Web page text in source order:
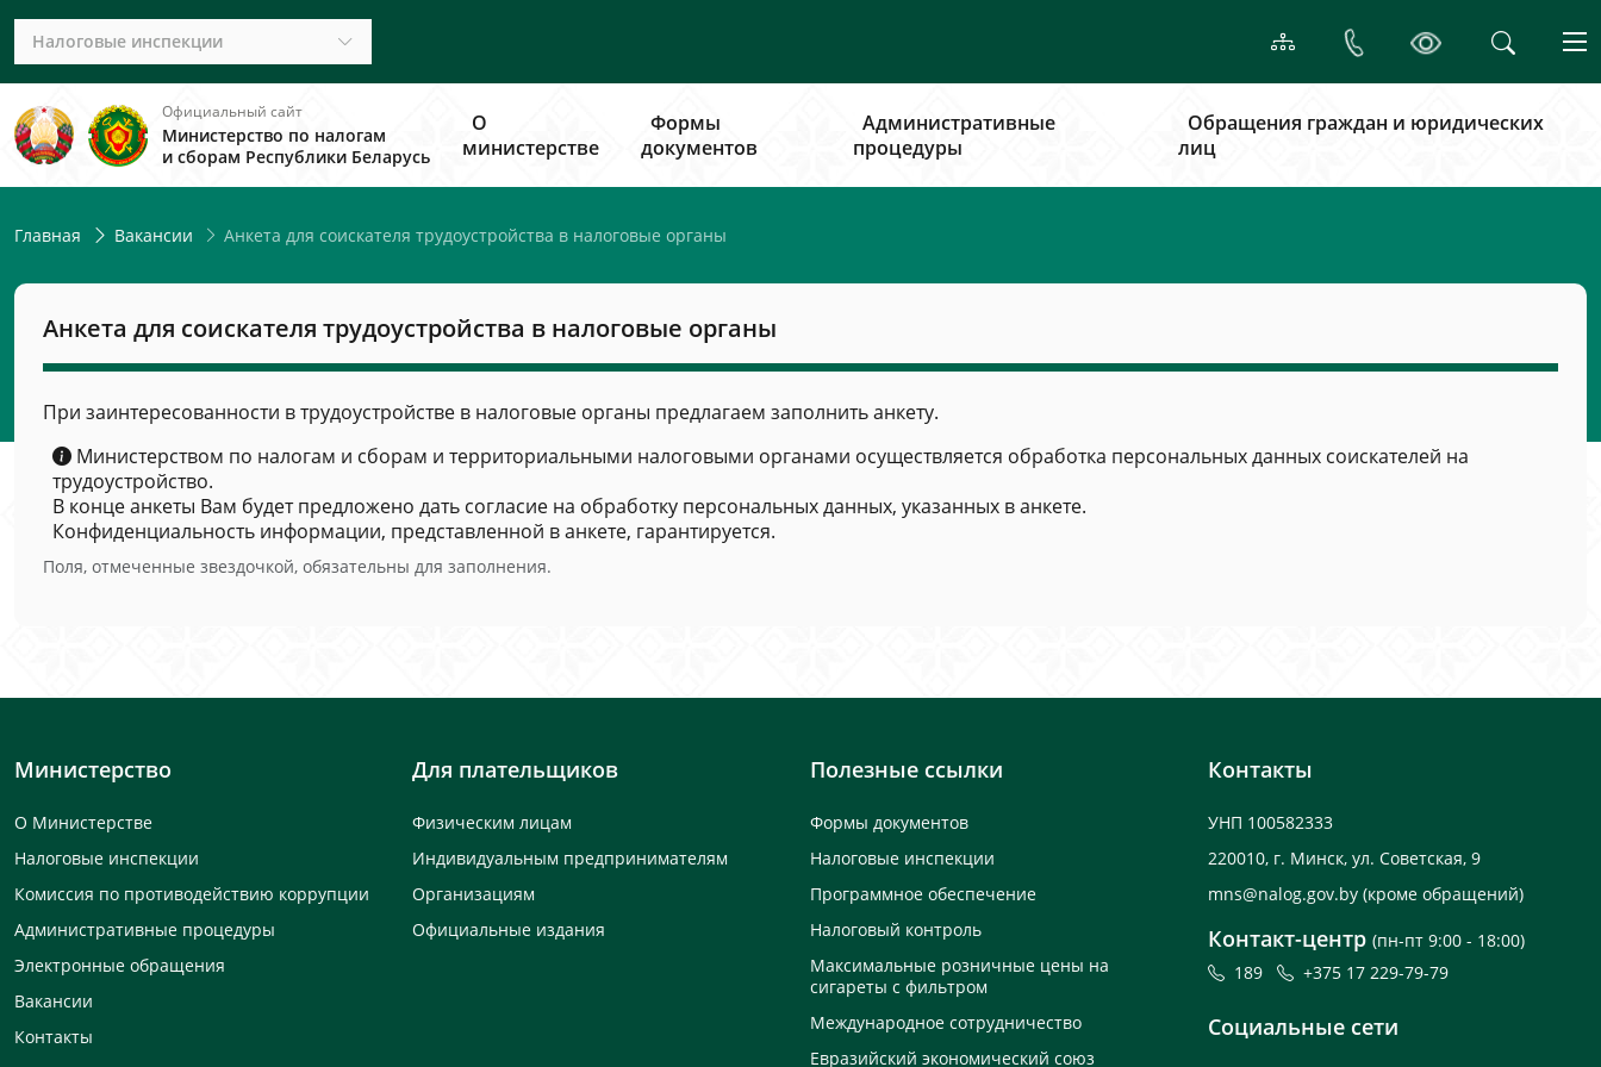
Налоговые инспекции
Официальный сайт
Министерство по налогам
и сборам Республики Беларусь
О
министерстве
Формы
документов
Административные
процедуры
Обращения граждан и юридических
лиц
Главная Вакансии Анкета для соискателя трудоустройства в налоговые органы
Анкета для соискателя трудоустройства в налоговые органы
При заинтересованности в трудоустройстве в налоговые органы предлагаем заполнить анкету.
Министерством по налогам и сборам и территориальными налоговыми органами осуществляется обработка персональных данных соискателей на
трудоустройство.
В конце анкеты Вам будет предложено дать согласие на обработку персональных данных, указанных в анкете.
Конфиденциальность информации, представленной в анкете, гарантируется.
Поля, отмеченные звездочкой, обязательны для заполнения.
Министерство
О Министерстве
Налоговые инспекции
Комиссия по противодействию коррупции
Административные процедуры
Электронные обращения
Вакансии
Контакты
Для плательщиков
Физическим лицам
Индивидуальным предпринимателям
Организациям
Официальные издания
Полезные ссылки
Формы документов
Налоговые инспекции
Программное обеспечение
Налоговый контроль
Максимальные розничные цены на
сигареты с фильтром
Международное сотрудничество
Евразийский экономический союз
Контакты
УНП 100582333
220010, г. Минск, ул. Советская, 9
mns@nalog.gov.by (кроме обращений)
Контакт-центр (пн-пт 9:00 - 18:00)
189
+375 17 229-79-79
Социальные сети